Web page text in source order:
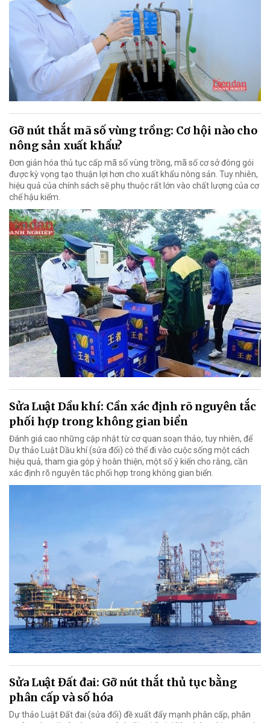
Gỡ nút thắt mã số vùng trồng: Cơ hội nào cho
nông sản xuất khẩu?
Đơn giản hóa thủ tục cấp mã số vùng trồng, mã số cơ sở đóng gói
được kỳ vọng tạo thuận lợi hơn cho xuất khẩu nông sản. Tuy nhiên,
hiệu quả của chính sách sẽ phụ thuộc rất lớn vào chất lượng của cơ
chế hậu kiểm.
Sửa Luật Dầu khí: Cần xác định rõ nguyên tắc
phối hợp trong không gian biển
Đánh giá cao những cập nhật từ cơ quan soạn thảo, tuy nhiên, để
Dự thảo Luật Dầu khí (sửa đổi) có thể đi vào cuộc sống một cách
hiệu quả, tham gia góp ý hoàn thiện, một số ý kiến cho rằng, cần
xác định rõ nguyên tắc phối hợp trong không gian biển.
Sửa Luật Đất đai: Gỡ nút thắt thủ tục bằng
phân cấp và số hóa
Dự thảo Luật Đất đai (sửa đổi) đề xuất đẩy mạnh phân cấp, phân